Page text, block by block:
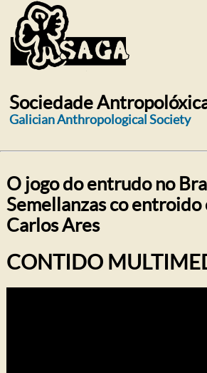
Sociedade
Galician Anthropological Society
O jogo do entrudo no
Semellanzas co entroido
Carlos Ares
CONTIDO